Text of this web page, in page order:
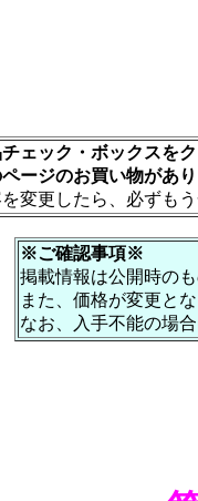
ェック・ボックスを
ージのお買い物があ
を変更したら、必ずも
※ご確認事項※
掲載情報は公開時の
また、価格が変更と
なお、入手不能の場